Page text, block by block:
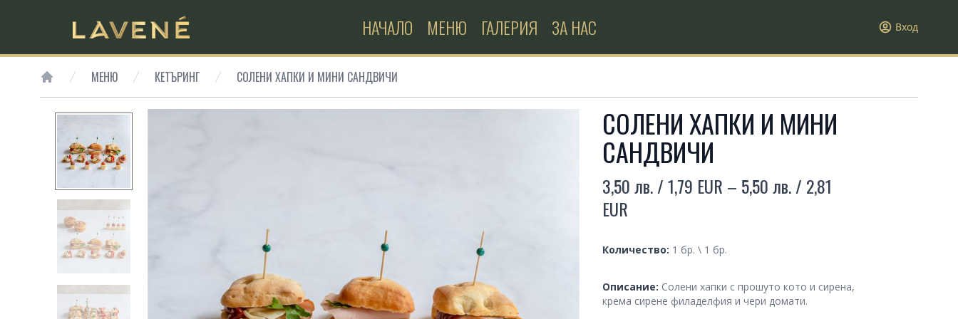
НАЧАЛО МЕНЮ ГАЛЕРИЯ ЗА НАС Вход
МЕНЮ КЕТЪРИНГ СОЛЕНИ ХАПКИ И МИНИ САНДВИЧИ
SMALL PREVIEW
СОЛЕНИ ХАПКИ И МИНИ
САНДВИЧИ
Product information
3,50 лв. / 1,79 EUR – 5,50 лв. / 2,81
EUR
Quantity
Количество: 1 бр. \ 1 бр.
Description
Описание: Солени хапки с прошуто кото и сирена,
крема сирене филаделфия и чери домати.